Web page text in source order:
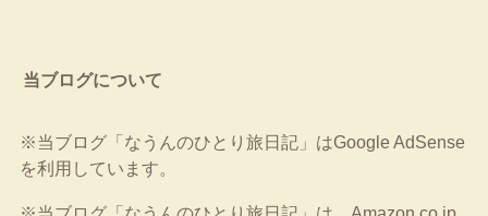
当ブログについて
※当ブログ「なうんのひとり旅日記」はGoogle AdSense
を利用しています。